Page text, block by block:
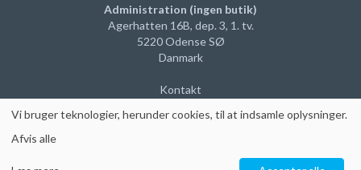
Administration (ingen butik)
Agerhatten 16B, dep. 3, 1. tv.
5220 Odense SØ
Danmark
Kontakt
Vibruger teknologier, herunder cookies, til at indsamle oplysninger.
Afvis alle